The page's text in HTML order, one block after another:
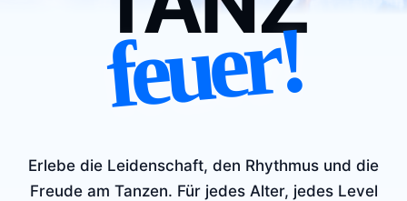
feuer!
Erlebe die Leidenschaft, den Rhythmus und die
Freude am Tanzen. Für jedes Alter, jedes Level